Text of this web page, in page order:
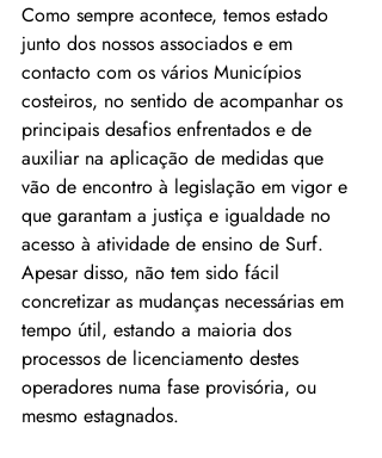
Como sempre acontece, temos estado
junto dos nossos associados e em
contacto com os vários Municípios
costeiros, no sentido de acompanhar os
principais desafios enfrentados e de
auxiliar na aplicação de medidas que
vão de encontro à legislação em vigor e
que garantam a justiça e igualdade no
acesso à atividade de ensino de Surf.
Apesar disso, não tem sido fácil
concretizar as mudanças necessárias em
tempo útil, estando a maioria dos
processos de licenciamento destes
operadores numa fase provisória, ou
mesmo estagnados.